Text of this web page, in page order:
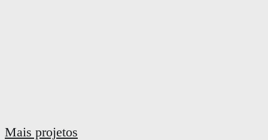
Mais projetos